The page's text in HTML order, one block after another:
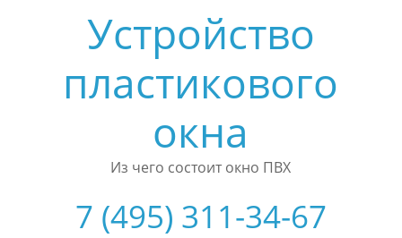
Устройство
пластикового
окна
Из чего состоит окно ПВХ
7 (495) 311-34-67